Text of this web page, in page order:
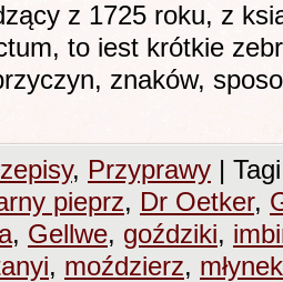
z 1725 roku, z
to iest krótkie
znaków,
, Przyprawy |
pieprz, Dr Oetker,
, Gellwe, goździki,
, moździerz, młynek